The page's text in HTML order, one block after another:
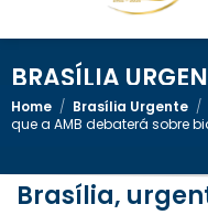
BRASÍLIA
Home / Brasília Urgente /
que a AMB debaterá sobre
Brasília,